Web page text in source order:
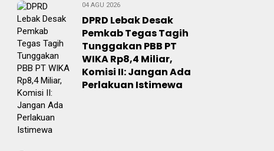
04 AGU 2026
DPRD Lebak Desak
Pemkab Tegas Tagih
Tunggakan PBB PT
WIKA Rp8,4 Miliar,
Komisi II: Jangan Ada
Perlakuan Istimewa